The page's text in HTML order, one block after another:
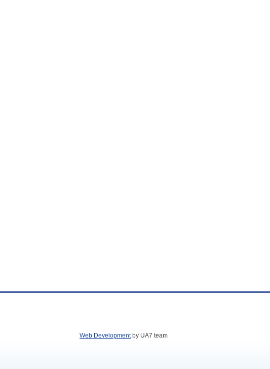
Web Developmentby UA7 team